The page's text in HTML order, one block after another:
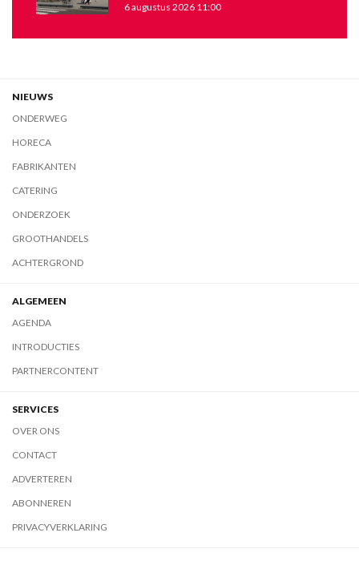
6 augustus 2026 11:00
NIEUWS
ONDERWEG
HORECA
FABRIKANTEN
CATERING
ONDERZOEK
GROOTHANDELS
ACHTERGROND
ALGEMEEN
AGENDA
INTRODUCTIES
PARTNERCONTENT
SERVICES
OVER ONS
CONTACT
ADVERTEREN
ABONNEREN
PRIVACYVERKLARING